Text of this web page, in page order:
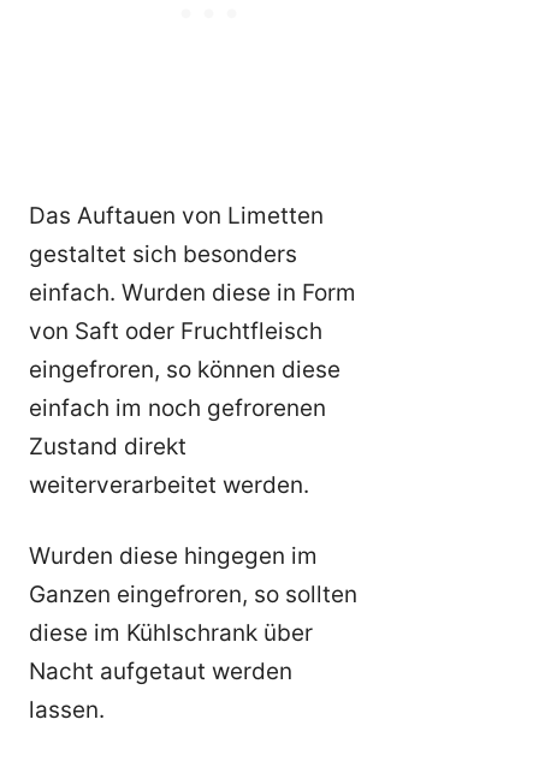
Das Auftauen von Limetten
gestaltet sich besonders
einfach. Wurden diese in Form
von Saft oder Fruchtfleisch
eingefroren, so können diese
einfach im noch gefrorenen
Zustand direkt
weiterverarbeitet werden.
Wurden diese hingegen im
Ganzen eingefroren, so sollten
diese im Kühlschrank über
Nacht aufgetaut werden
lassen.